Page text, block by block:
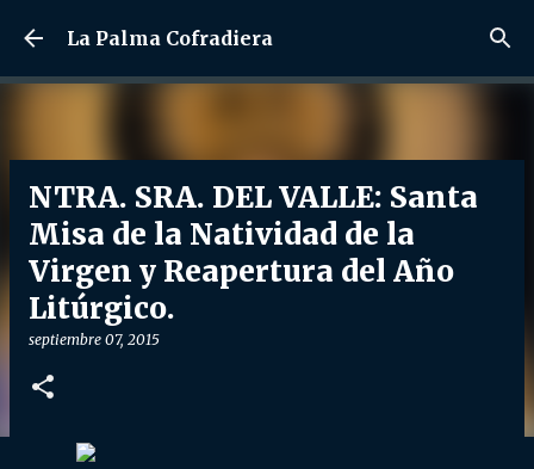
Ir al contenido principal
La Palma Cofradiera
NTRA. SRA. DEL VALLE: Santa
Misa de la Natividad de la
Virgen y Reapertura del Año
Litúrgico.
septiembre 07, 2015